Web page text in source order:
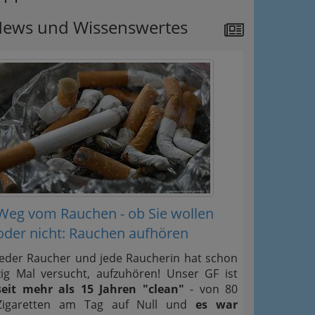
und Wissenswertes
vom Rauchen - ob Sie wollen
nicht: Rauchen aufhören
Raucher und jede Raucherin hat schon
Mal versucht, aufzuhören! Unser GF ist
mehr als 15 Jahren "clean" - von 80
am Tag auf Null undes war